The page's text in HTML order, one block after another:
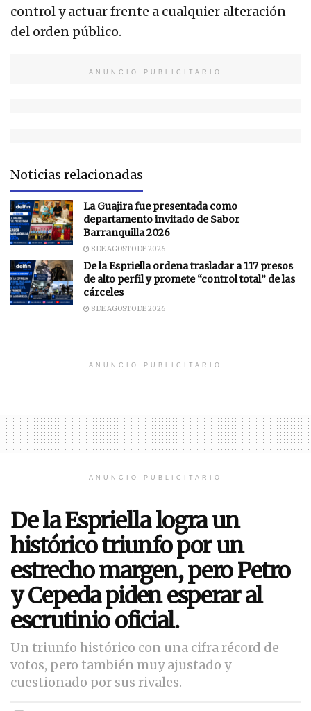
control y actuar frente a cualquier alteración
del orden público.
ANUNCIO PUBLICITARIO
Noticias relacionadas
La Guajira fue presentada como
departamento invitado de Sabor
Barranquilla 2026
8 DE AGOSTO DE 2026
De la Espriella ordena trasladar a 117 presos
de alto perfil y promete “control total” de las
cárceles
8 DE AGOSTO DE 2026
ANUNCIO PUBLICITARIO
ANUNCIO PUBLICITARIO
De la Espriella logra un
histórico triunfo por un
estrecho margen, pero Petro
y Cepeda piden esperar al
escrutinio oficial.
Un triunfo histórico con una cifra récord de
votos, pero también muy ajustado y
cuestionado por sus rivales.